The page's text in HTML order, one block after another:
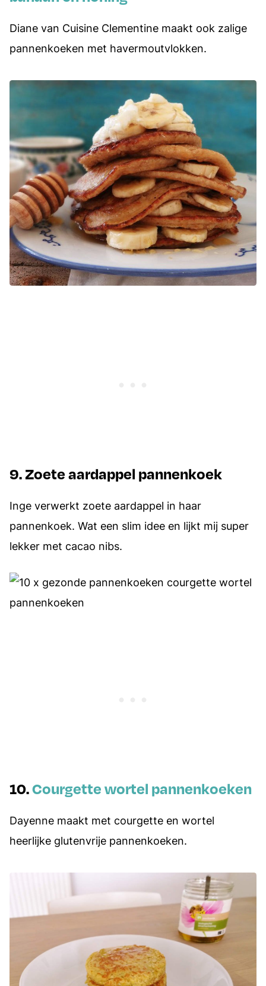
Diane van Cuisine Clementine maakt ook zalige
pannenkoeken met havermoutvlokken.
9. Zoete aardappel pannenkoek
Inge verwerkt zoete aardappel in haar
pannenkoek. Wat een slim idee en lijkt mij super
lekker met cacao nibs.
10.Courgette wortel pannenkoeken
Dayenne maakt met courgette en wortel
heerlijke glutenvrije pannenkoeken.